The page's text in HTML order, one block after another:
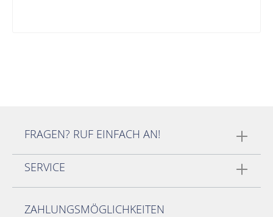
FRAGEN? RUF EINFACH AN!
SERVICE
ZAHLUNGSMÖGLICHKEITEN